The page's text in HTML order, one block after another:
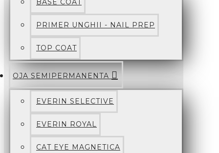
BASE COAT
PRIMER UNGHII - NAIL PREP
TOP COAT
OJA SEMIPERMANENTA
EVERIN SELECTIVE
EVERIN ROYAL
CAT EYE MAGNETICA